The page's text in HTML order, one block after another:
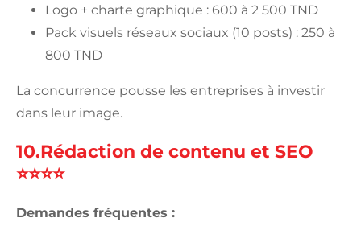
Logo + charte graphique : 600 à 2 500 TND
Pack visuels réseaux sociaux (10 posts) : 250 à
800 TND
La concurrence pousse les entreprises à investir
dans leur image.
10.Rédaction de contenu et SEO
⭐⭐⭐⭐
Demandes fréquentes :